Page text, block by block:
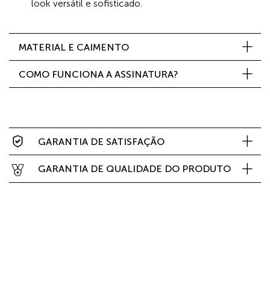
look versátil e sofisticado.
MATERIAL E CAIMENTO
COMO FUNCIONA A ASSINATURA?
GARANTIA DE SATISFAÇÃO
GARANTIA DE QUALIDADE DO PRODUTO